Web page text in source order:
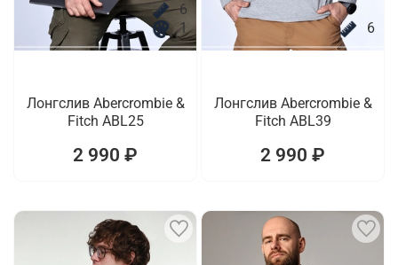
6
1
Лонгслив Abercrombie &
Fitch ABL25
2 990 ₽
6
Лонгслив Abercrombie &
Fitch ABL39
2 990 ₽